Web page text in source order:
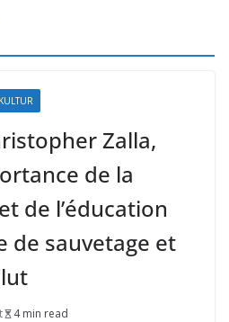
Zalla,
de la
de l’éducation
de sauvetage et
4 min read